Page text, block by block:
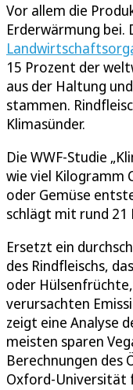
Vor allem die
Erderwärmung bei.
15 Prozent der
aus der Haltung
stammen.
Klimasünder.
Die WWF-Studie
wie viel Kilogramm
oder Gemüse
schlägt mit rund 21
Ersetzt ein
des Rindfleischs,
oder
verursachten
zeigt eine Analyse
meisten sparen
Berechnungen des
Oxford-Universität